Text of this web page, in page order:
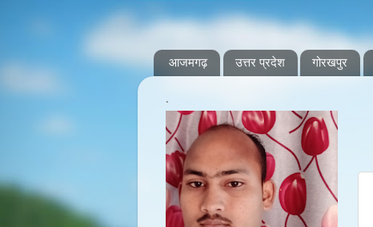
आजमगढ़ उत्तर प्रदेश गोरखपुर
.